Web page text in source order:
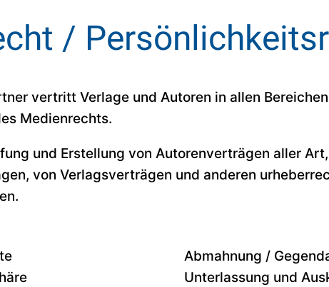
/
vertritt Verlage und Autoren in allen
Medienrechts.
und Erstellung von Autorenverträgen aller
von Verlagsverträgen und anderen
Abmahnung /
Unterlassung und